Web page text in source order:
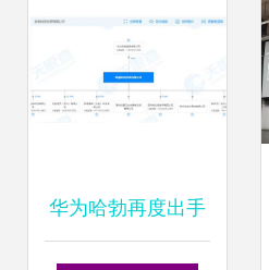
华为哈勃再度出手